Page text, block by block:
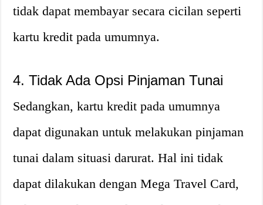
tidak dapat membayar secara cicilan seperti
kartu kredit pada umumnya.
4. Tidak Ada Opsi Pinjaman Tunai
Sedangkan, kartu kredit pada umumnya
dapat digunakan untuk melakukan pinjaman
tunai dalam situasi darurat. Hal ini tidak
dapat dilakukan dengan Mega Travel Card,